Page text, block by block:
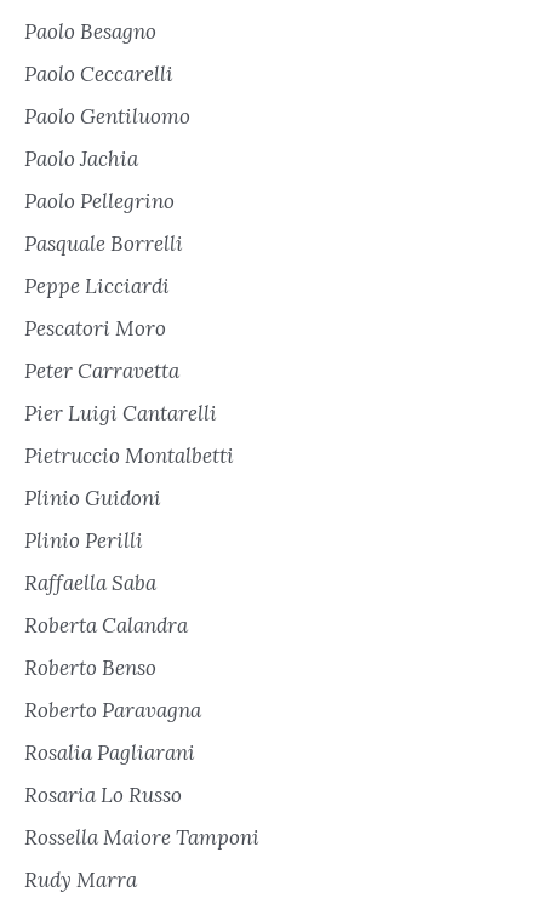
Paolo Besagno
Paolo Ceccarelli
Paolo Gentiluomo
Paolo Jachia
Paolo Pellegrino
Pasquale Borrelli
Peppe Licciardi
Pescatori Moro
Peter Carravetta
Pier Luigi Cantarelli
Pietruccio Montalbetti
Plinio Guidoni
Plinio Perilli
Raffaella Saba
Roberta Calandra
Roberto Benso
Roberto Paravagna
Rosalia Pagliarani
Rosaria Lo Russo
Rossella Maiore Tamponi
Rudy Marra